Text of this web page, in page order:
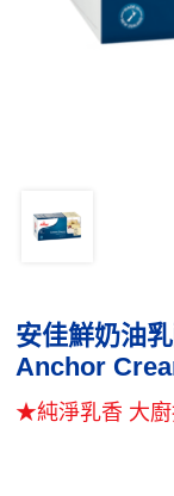
安佳鮮奶油
Anchor
★純淨乳香 大